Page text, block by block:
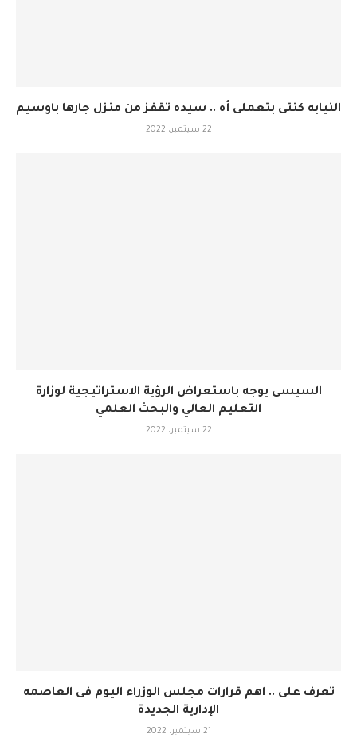
النيابه كنتى بتعملى أه .. سيده تقفز من منزل جارها باوسيم
22 سبتمبر، 2022
السيسى يوجه باستعراض الرؤية الاستراتيجية لوزارة
التعليم العالي والبحث العلمي
22 سبتمبر، 2022
تعرف على .. اهم قرارات مجلس الوزراء اليوم فى العاصمه
الإدارية الجديدة
21 سبتمبر، 2022